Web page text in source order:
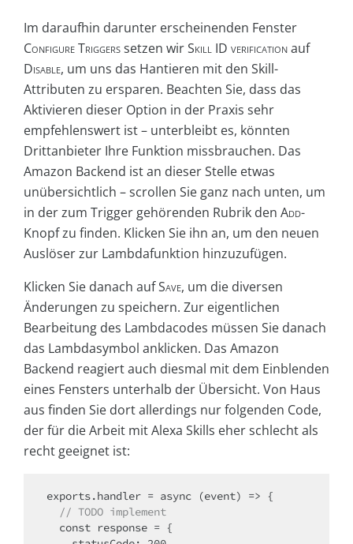
Im daraufhin darunter erscheinenden Fenster
Configure Triggerssetzen wirSkill ID verificationauf
Disable, um uns das Hantieren mit den Skill-
Attributen zu ersparen. Beachten Sie, dass das
Aktivieren dieser Option in der Praxis sehr
empfehlenswert ist – unterbleibt es, könnten
Drittanbieter Ihre Funktion missbrauchen. Das
Amazon Backend ist an dieser Stelle etwas
unübersichtlich – scrollen Sie ganz nach unten, um
in der zum Trigger gehörenden Rubrik den Add-
Knopf zu finden. Klicken Sie ihn an, um den neuen
Auslöser zur Lambdafunktion hinzuzufügen.
Klicken Sie danach aufSave, um die diversen
Änderungen zu speichern. Zur eigentlichen
Bearbeitung des Lambdacodes müssen Sie danach
das Lambdasymbol anklicken. Das Amazon
Backend reagiert auch diesmal mit dem Einblenden
eines Fensters unterhalb der Übersicht. Von Haus
aus finden Sie dort allerdings nur folgenden Code,
der für die Arbeit mit Alexa Skills eher schlecht als
recht geeignet ist:
  // TODO implement